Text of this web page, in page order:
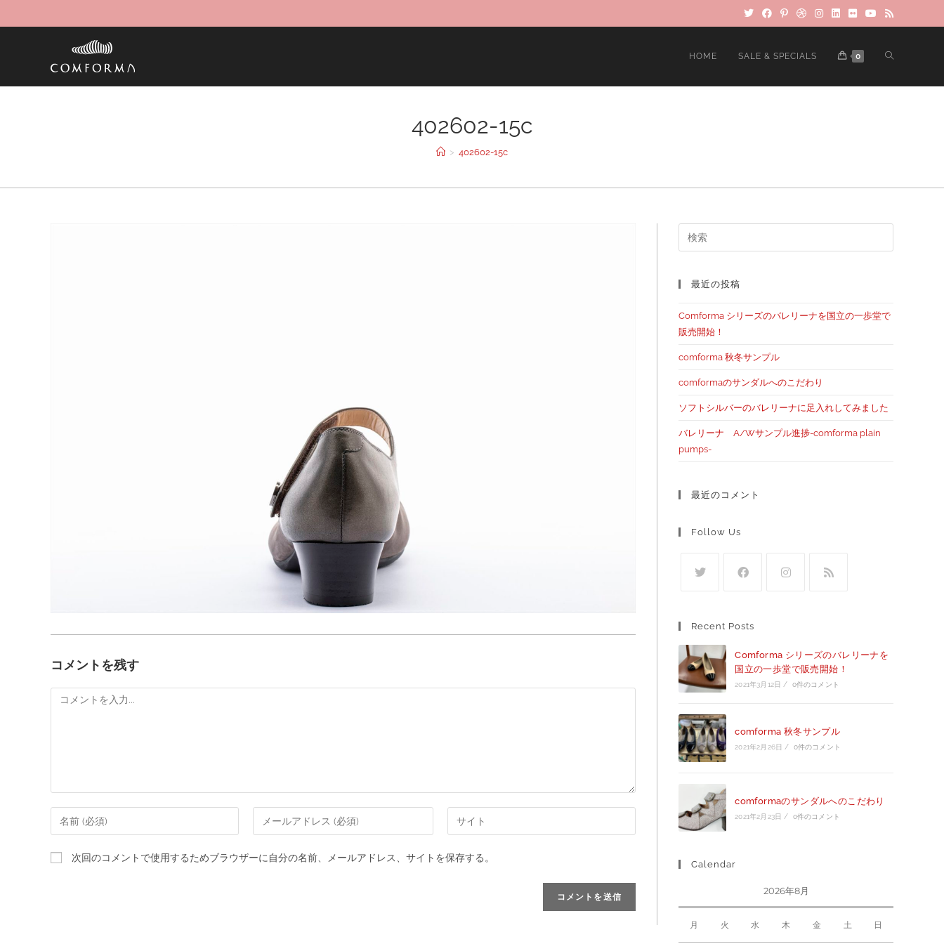
HOME SALE & SPECIALS 0
402602-15c
> 402602-15c
コメントを残す
次回のコメントで使用するためブラウザーに自分の名前、メールアドレス、サイトを保存する。
最近の投稿
Comforma シリーズのバレリーナを国立の一歩堂で
販売開始！
comforma 秋冬サンプル
comformaのサンダルへのこだわり
ソフトシルバーのバレリーナに足入れしてみました
バレリーナ A/Wサンプル進捗-comforma plain
pumps-
最近のコメント
Follow Us
Recent Posts
Comforma シリーズのバレリーナを
国立の一歩堂で販売開始！
2021年3月12日 / 0件のコメント
comforma 秋冬サンプル
2021年2月26日 / 0件のコメント
comformaのサンダルへのこだわり
2021年2月23日 / 0件のコメント
Calendar
2026年8月
月 火 水 木 金 土 日